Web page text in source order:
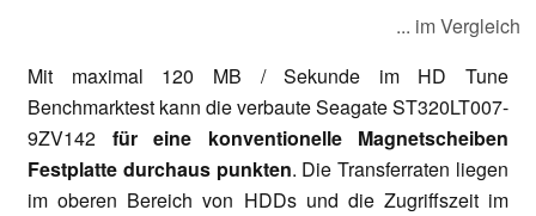
... im Vergleich
Mit maximal 120 MB / Sekunde im HD Tune
Benchmarktest kann die verbaute Seagate ST320LT007-
9ZV142 für eine konventionelle Magnetscheiben
Festplatte durchaus punkten. Die Transferraten liegen
im oberen Bereich von HDDs und die Zugriffszeit im